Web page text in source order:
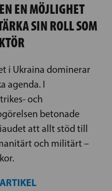
EN MÖJLIGHET
SIN ROLL SOM
i Ukraina dominerar
agenda. I
och
betonade
att allt stöd till
och militärt –